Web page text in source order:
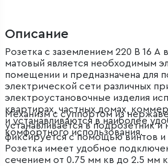
Описание
Розетка с заземлением 220 В 16 A
матовый является необходимым
помещении и предназначена для
электрической сети различных
электроустановочные изделия
квартирах, частных домах,
и устанавливаются в наиболее
комфортного использования.
Механизм с суппортом из
устанавливается в подрозетник
фиксируется с помощью винтов и
Розетка имеет удобное
сечением от 0.75 мм кв до 2.5 мм